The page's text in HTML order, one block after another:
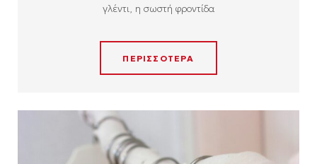
γλέντι, η σωστή φροντίδα
ΠΕΡΙΣΣΟΤΕΡΑ